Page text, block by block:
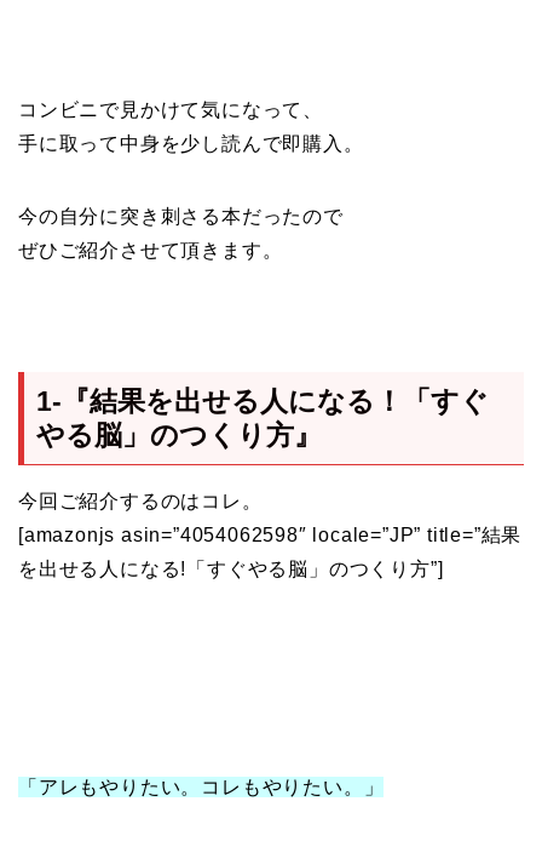
コンビニで見かけて気になって、
手に取って中身を少し読んで即購入。
今の自分に突き刺さる本だったので
ぜひご紹介させて頂きます。
1-『結果を出せる人になる！「すぐ
やる脳」のつくり方』
今回ご紹介するのはコレ。
[amazonjs asin=”4054062598″ locale=”JP” title=”結果
を出せる人になる!「すぐやる脳」のつくり方”]
「アレもやりたい。コレもやりたい。」